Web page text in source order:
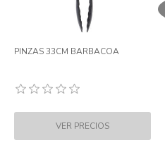
PINZAS 33CM BARBACOA